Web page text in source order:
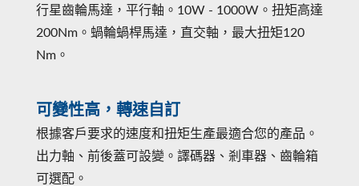
行星齒輪馬達，平行軸。10W - 1000W。扭矩高達
200Nm。蝸輪蝸桿馬達，直交軸，最大扭矩120
Nm。
可變性高，轉速自訂
根據客戶要求的速度和扭矩生產最適合您的產品。
出力軸、前後蓋可設變。譯碼器、剎車器、齒輪箱
可選配。